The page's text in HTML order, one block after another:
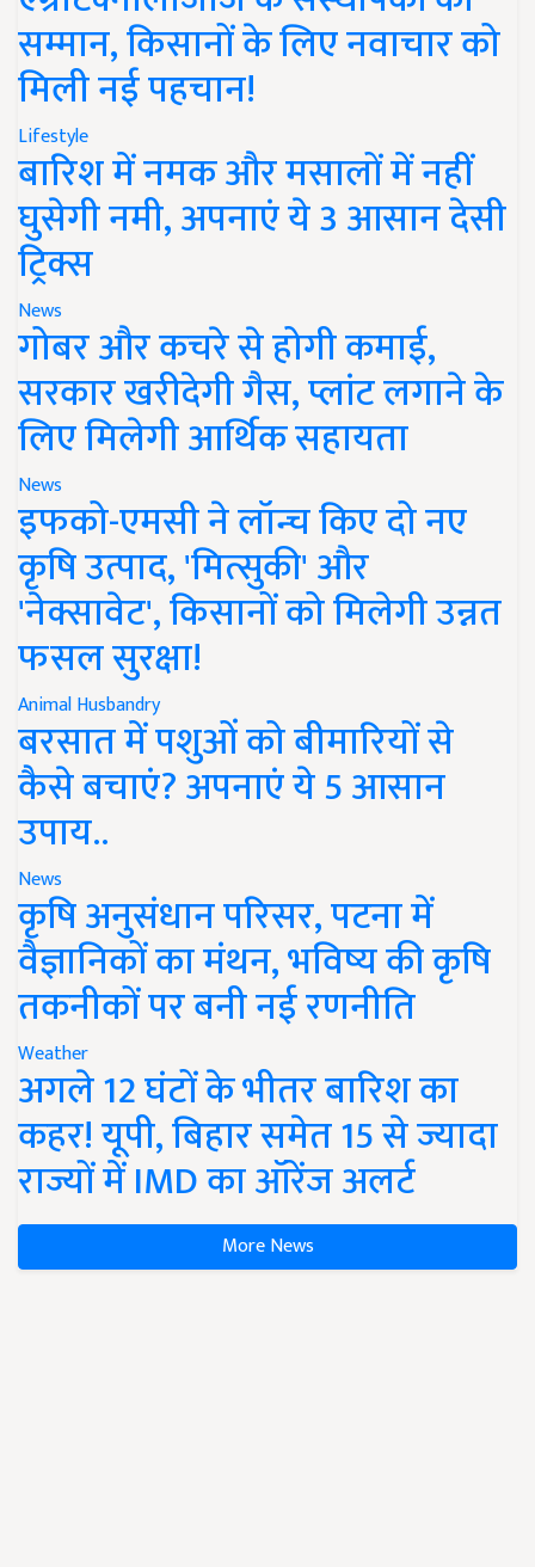
सम्मान, किसानों के लिए नवाचार को
मिली नई पहचान!
Lifestyle
बारिश में नमक और मसालों में नहीं
घुसेगी नमी, अपनाएं ये 3 आसान देसी
ट्रिक्स
News
गोबर और कचरे से होगी कमाई,
सरकार खरीदेगी गैस, प्लांट लगाने के
लिए मिलेगी आर्थिक सहायता
News
इफको-एमसी ने लॉन्च किए दो नए
कृषि उत्पाद, 'मित्सुकी' और
'नेक्सावेट', किसानों को मिलेगी उन्नत
फसल सुरक्षा!
Animal Husbandry
बरसात में पशुओं को बीमारियों से
कैसे बचाएं? अपनाएं ये 5 आसान
उपाय..
News
कृषि अनुसंधान परिसर, पटना में
वैज्ञानिकों का मंथन, भविष्य की कृषि
तकनीकों पर बनी नई रणनीति
Weather
अगले 12 घंटों के भीतर बारिश का
कहर! यूपी, बिहार समेत 15 से ज्यादा
राज्यों में IMD का ऑरेंज अलर्ट
More News